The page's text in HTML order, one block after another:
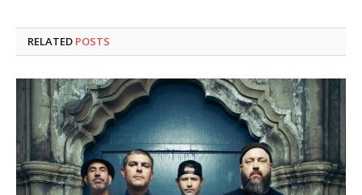
RELATED POSTS